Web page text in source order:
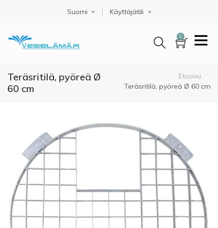
Select your language
Suomi Käyttäjätili
0
Teräsritilä, pyöreä Ø
60 cm
MurupolkuEtusivu
Teräsritilä, pyöreä Ø 60 cm